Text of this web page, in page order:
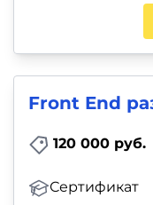
Front End
120 000 руб.
Сертификат